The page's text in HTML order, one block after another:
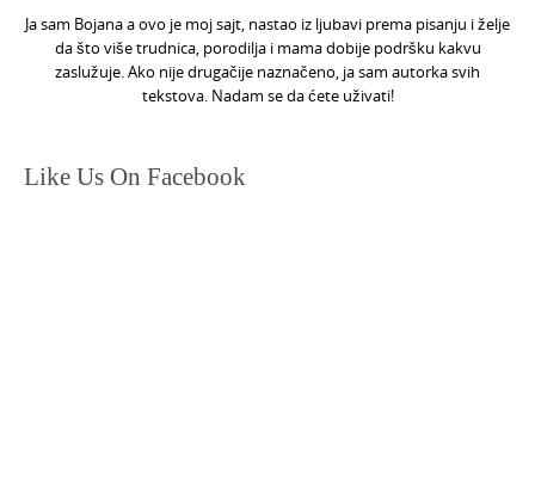
Ja sam Bojana a ovo je moj sajt, nastao iz ljubavi prema pisanju i želje
da što više trudnica, porodilja i mama dobije podršku kakvu
zaslužuje. Ako nije drugačije naznačeno, ja sam autorka svih
tekstova. Nadam se da ćete uživati!
Like Us On Facebook